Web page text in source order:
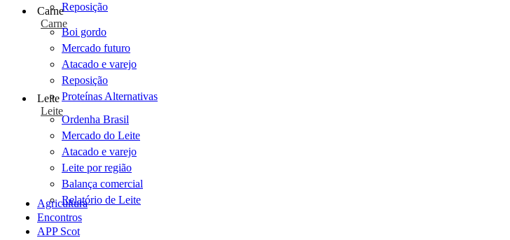
Reposição
Carne
Carne
Boi gordo
Mercado futuro
Atacado e varejo
Reposição
Proteínas Alternativas
Leite
Leite
Ordenha Brasil
Mercado do Leite
Atacado e varejo
Leite por região
Balança comercial
Relatório de Leite
Agricultura
Encontros
APP Scot